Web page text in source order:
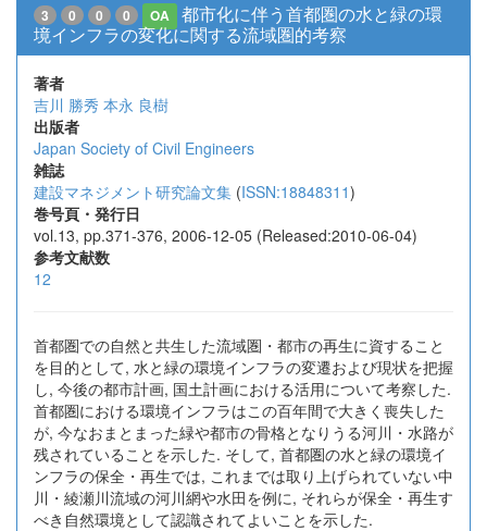
3 0 0 0 OA
都市化に伴う首都圏の水と緑の環
境インフラの変化に関する流域圏的考察
著者
吉川 勝秀 本永 良樹
出版者
Japan Society of Civil Engineers
雑誌
建設マネジメント研究論文集 (ISSN:18848311)
巻号頁・発行日
vol.13, pp.371-376, 2006-12-05 (Released:2010-06-04)
参考文献数
12
首都圏での自然と共生した流域圏・都市の再生に資すること
を目的として, 水と緑の環境インフラの変遷および現状を把握
し, 今後の都市計画, 国土計画における活用について考察した.
首都圏における環境インフラはこの百年間で大きく喪失した
が, 今なおまとまった緑や都市の骨格となりうる河川・水路が
残されていることを示した. そして, 首都圏の水と緑の環境イ
ンフラの保全・再生では, これまでは取り上げられていない中
川・綾瀬川流域の河川網や水田を例に, それらが保全・再生す
べき自然環境として認識されてよいことを示した.